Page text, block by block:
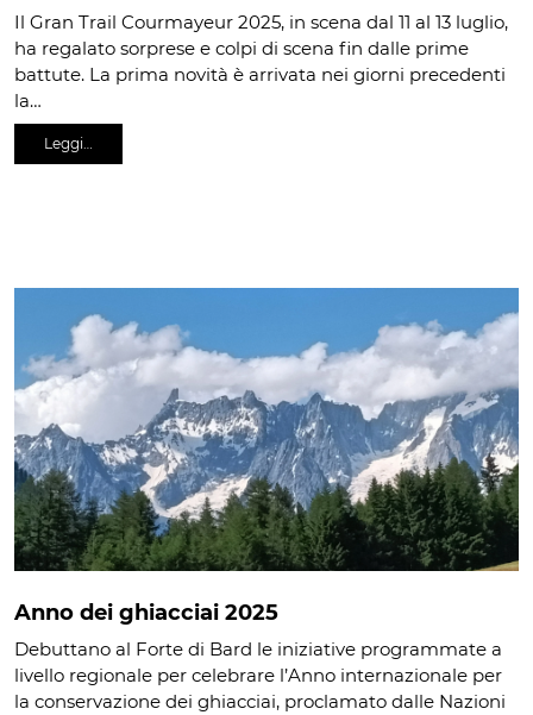
Il Gran Trail Courmayeur 2025, in scena dal 11 al 13 luglio,
ha regalato sorprese e colpi di scena fin dalle prime
battute. La prima novità è arrivata nei giorni precedenti
la…
Leggi…
Anno dei ghiacciai 2025
Debuttano al Forte di Bard le iniziative programmate a
livello regionale per celebrare l’Anno internazionale per
la conservazione dei ghiacciai, proclamato dalle Nazioni